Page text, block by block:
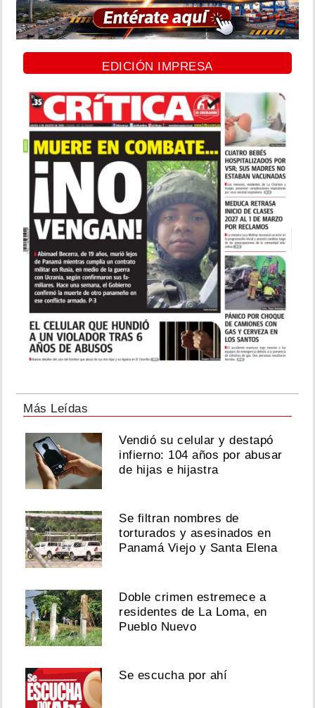
EDICIÓN IMPRESA
Más Leídas
Vendió su celular y destapó
infierno: 104 años por abusar
de hijas e hijastra
Se filtran nombres de
torturados y asesinados en
Panamá Viejo y Santa Elena
Doble crimen estremece a
residentes de La Loma, en
Pueblo Nuevo
Se escucha por ahí